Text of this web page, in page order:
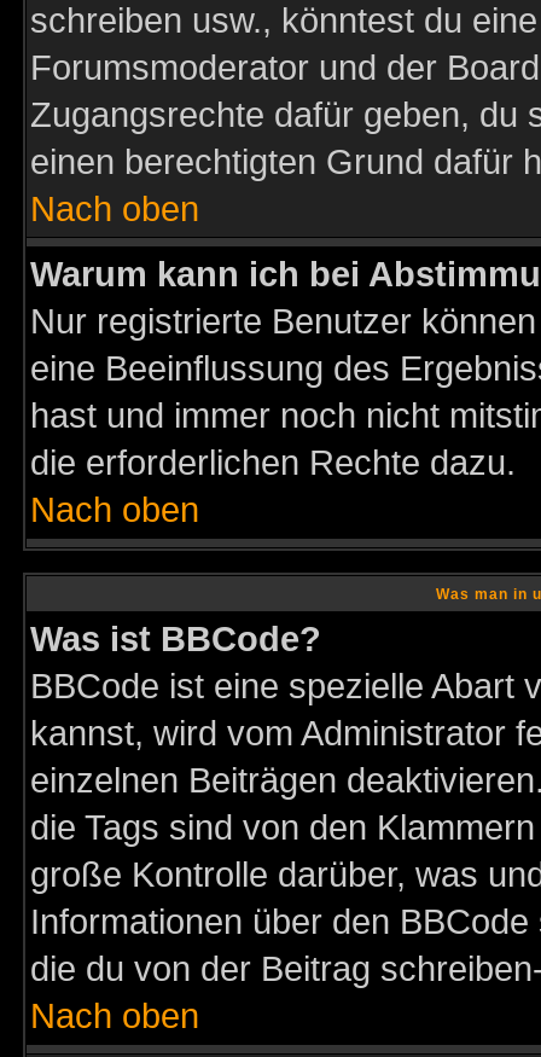
schreiben usw., könntest du
Forumsmoderator und der
Zugangsrechte dafür geben, du
einen berechtigten Grund dafür
Nach oben
Warum kann ich bei
Nur registrierte Benutzer
eine Beeinflussung des
hast und immer noch nicht
die erforderlichen Rechte dazu.
Nach oben
Was man in
Was ist BBCode?
BBCode ist eine spezielle Abart
kannst, wird vom Administrator
einzelnen Beiträgen
die Tags sind von den
große Kontrolle darüber, was
Informationen über den
die du von der Beitrag
Nach oben